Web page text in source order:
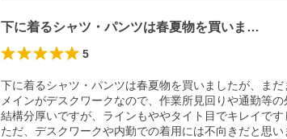
下に着るシャツ・パンツは春夏物を買いま…
5
下に着るシャツ・パンツは春夏物を買いましたが、まだ
メインがデスクワークなので、作業所見回りや通勤等の
結構分厚いですが、ラインもややタイト目でキレイです
ただ、デスクワークや内勤での着用には不向きだと思い